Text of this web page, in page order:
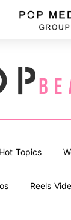
Hot Topics
Reels